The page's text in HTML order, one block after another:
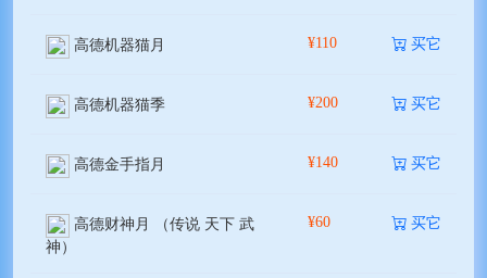
高德机器猫月 ¥110 买它
高德机器猫季 ¥200 买它
高德金手指月 ¥140 买它
高德财神月 （传说 天下 武
神）
¥60 买它